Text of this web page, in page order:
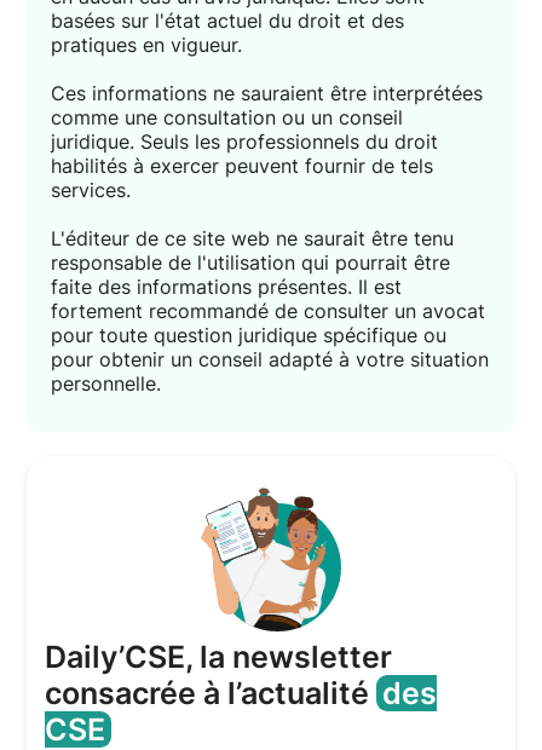
basées sur l'état actuel du droit et des
pratiques en vigueur.
Ces informations ne sauraient être interprétées
comme une consultation ou un conseil
juridique. Seuls les professionnels du droit
habilités à exercer peuvent fournir de tels
services.
L'éditeur de ce site web ne saurait être tenu
responsable de l'utilisation qui pourrait être
faite des informations présentes. Il est
fortement recommandé de consulter un avocat
pour toute question juridique spécifique ou
pour obtenir un conseil adapté à votre situation
personnelle.
Daily’CSE, la newsletter
consacrée à l’actualitédes
CSE